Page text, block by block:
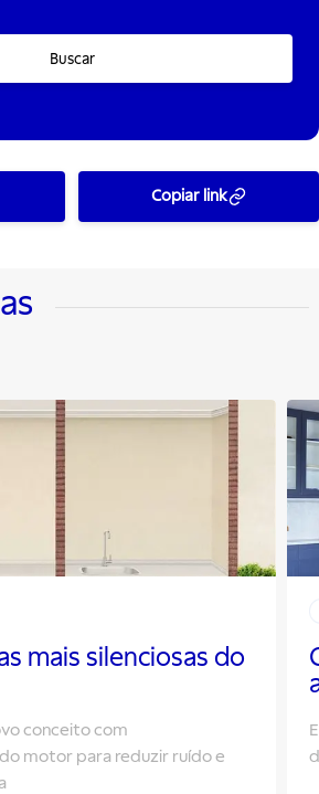
Buscar
Copiar link
mais silenciosas do
conceito com
motor para reduzir ruído e